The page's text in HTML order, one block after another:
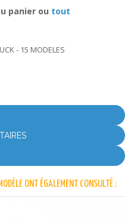
panier ou tout
- 15 MODELES
ONT ÉGALEMENT CONSULTÉ :